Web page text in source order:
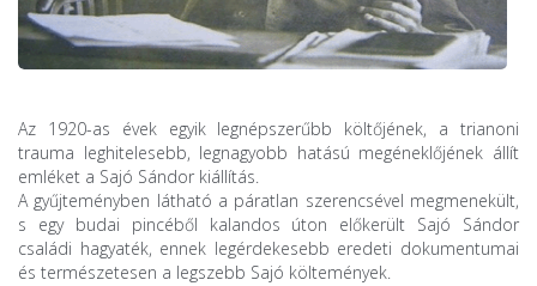
Az 1920-as évek egyik legnépszerűbb költőjének, a trianoni
trauma leghitelesebb, legnagyobb hatású megéneklőjének állít
emléket a Sajó Sándor kiállítás.
A gyűjteményben látható a páratlan szerencsével megmenekült,
s egy budai pincéből kalandos úton előkerült Sajó Sándor
családi hagyaték, ennek legérdekesebb eredeti dokumentumai
és természetesen a legszebb Sajó költemények.